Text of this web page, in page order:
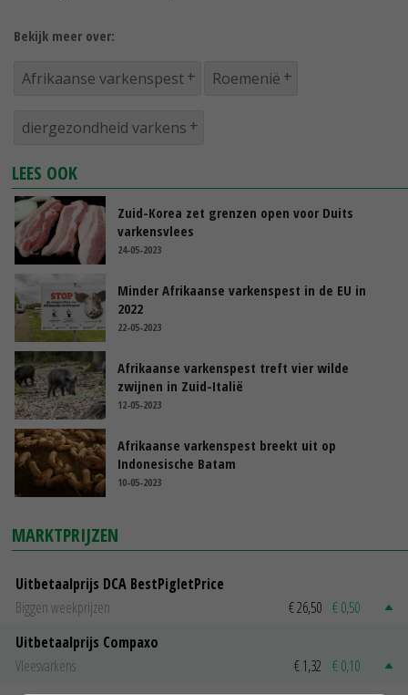
Bekijk meer over:
Afrikaanse varkenspest Roemenië
diergezondheid varkens
LEES OOK
Zuid-Korea zet grenzen open voor Duits
varkensvlees
24-05-2023
Minder Afrikaanse varkenspest in de EU in
2022
22-05-2023
Afrikaanse varkenspest treft vier wilde
zwijnen in Zuid-Italië
12-05-2023
Afrikaanse varkenspest breekt uit op
Indonesische Batam
10-05-2023
MARKTPRIJZEN
Uitbetaalprijs DCA BestPigletPrice
Biggen weekprijzen
€ 26,50 € 0,50
Uitbetaalprijs Compaxo
Vleesvarkens
€ 1,32 € 0,10